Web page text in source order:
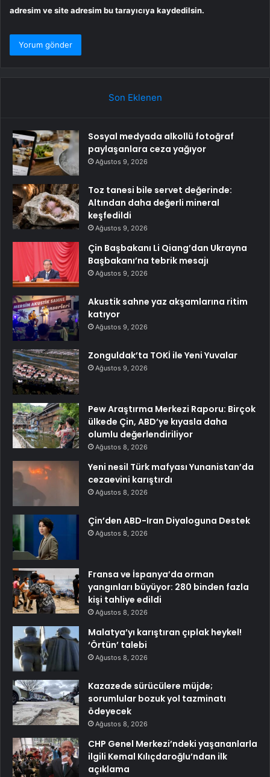
adresim ve site adresim bu tarayıcıya kaydedilsin.
Son Eklenen
Sosyal medyada alkollü fotoğraf
paylaşanlara ceza yağıyor
Ağustos 9, 2026
Toz tanesi bile servet değerinde:
Altından daha değerli mineral
keşfedildi
Ağustos 9, 2026
Çin Başbakanı Li Qiang’dan Ukrayna
Başbakanı’na tebrik mesajı
Ağustos 9, 2026
Akustik sahne yaz akşamlarına ritim
katıyor
Ağustos 9, 2026
Zonguldak’ta TOKİ ile Yeni Yuvalar
Ağustos 9, 2026
Pew Araştırma Merkezi Raporu: Birçok
ülkede Çin, ABD’ye kıyasla daha
olumlu değerlendiriliyor
Ağustos 8, 2026
Yeni nesil Türk mafyası Yunanistan’da
cezaevini karıştırdı
Ağustos 8, 2026
Çin’den ABD-Iran Diyaloguna Destek
Ağustos 8, 2026
Fransa ve İspanya’da orman
yangınları büyüyor: 280 binden fazla
kişi tahliye edildi
Ağustos 8, 2026
Malatya’yı karıştıran çıplak heykel!
‘Örtün’ talebi
Ağustos 8, 2026
Kazazede sürücülere müjde;
sorumlular bozuk yol tazminatı
ödeyecek
Ağustos 8, 2026
CHP Genel Merkezi’ndeki yaşananlarla
ilgili Kemal Kılıçdaroğlu’ndan ilk
açıklama